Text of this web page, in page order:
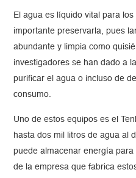
El agua es líquido vital para
importante preservarla, pues
abundante y limpia como
investigadores se han dado a
purificar el agua o incluso de
consumo.
Uno de estos equipos es el
hasta dos mil litros de agua al
puede almacenar energía
de la empresa que fabrica